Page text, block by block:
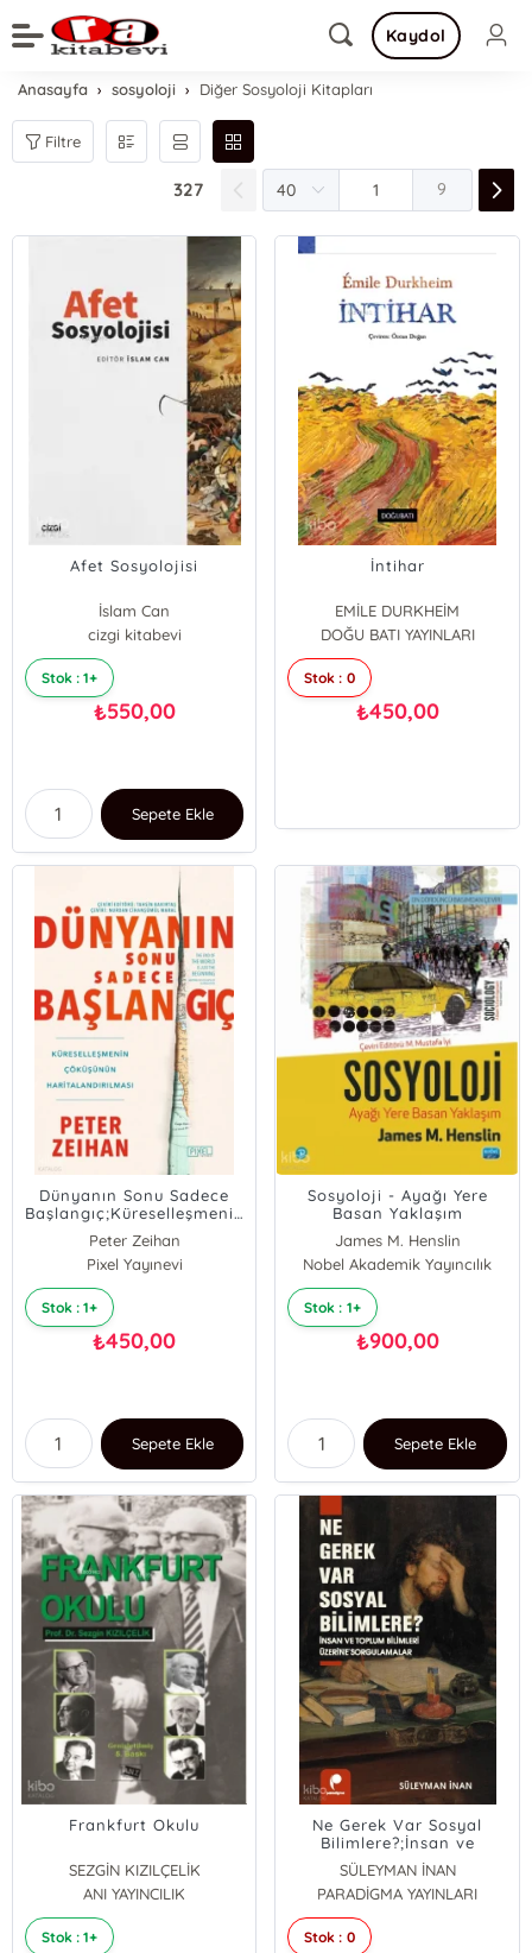
Kaydol
Anasayfa sosyoloji Diğer Sosyoloji Kitapları
Filtre
327 9
Afet Sosyolojisi
İslam Can
cizgi kitabevi
Stok : 1+
₺550,00
Sepete Ekle
İntihar
EMİLE DURKHEİM
DOĞU BATI YAYINLARI
Stok : 0
₺450,00
Dünyanın Sonu Sadece
Başlangıç;Küreselleşmenin
Çöküşünün
Haritalandırılması
Peter Zeihan
Pixel Yayınevi
Stok : 1+
₺450,00
Sepete Ekle
Sosyoloji - Ayağı Yere
Basan Yaklaşım
James M. Henslin
Nobel Akademik Yayıncılık
Stok : 1+
₺900,00
Sepete Ekle
Frankfurt Okulu
SEZGİN KIZILÇELİK
ANI YAYINCILIK
Stok : 1+
Ne Gerek Var Sosyal
Bilimlere?;İnsan ve
Toplum Bilimleri Üzerine
Sorgulamalar
SÜLEYMAN İNAN
PARADİGMA YAYINLARI
Stok : 0